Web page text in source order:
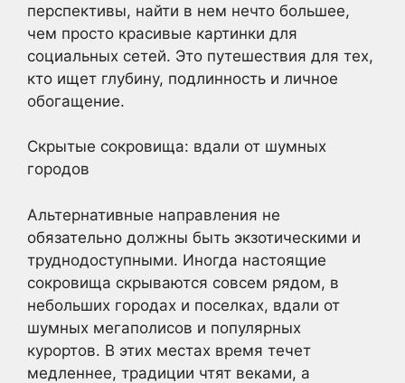
перспективы, найти в нем нечто большее,
чем просто красивые картинки для
социальных сетей. Это путешествия для тех,
кто ищет глубину, подлинность и личное
обогащение.
Скрытые сокровища: вдали от шумных
городов
Альтернативные направления не
обязательно должны быть экзотическими и
труднодоступными. Иногда настоящие
сокровища скрываются совсем рядом, в
небольших городах и поселках, вдали от
шумных мегаполисов и популярных
курортов. В этих местах время течет
медленнее, традиции чтят веками, а